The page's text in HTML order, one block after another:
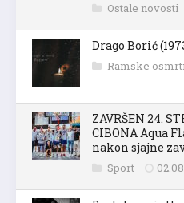
Ostale novosti
Drago Borić
Ramske
ZAVRŠEN 24.
CIBONA Aqua
nakon sjajne
Sport